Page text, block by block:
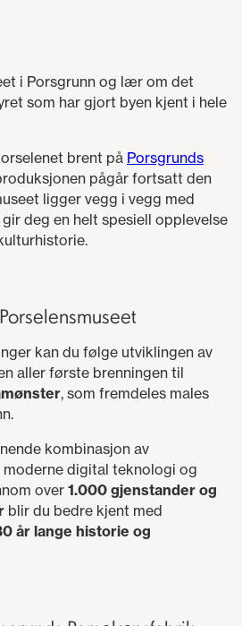
i Porsgrunn og lær om det
som har gjort byen kjent i hele
brent på Porsgrunds
pågår fortsatt den
ligger vegg i vegg med
deg en helt spesiell opplevelse
kan du følge utviklingen av
aller første brenningen til
, som fremdeles males
kombinasjon av
digital teknologi og
over 1.000 gjenstander og
blir du bedre kjent med
år lange historie og